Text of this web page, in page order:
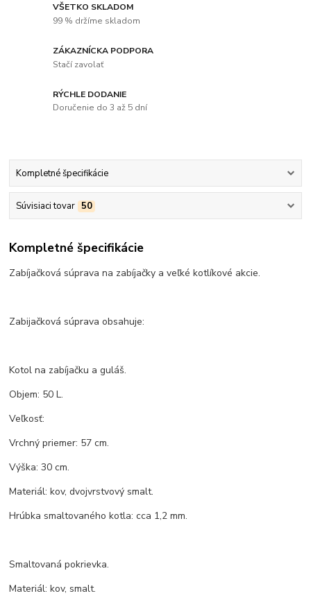
VŠETKO SKLADOM
99 % držíme skladom
ZÁKAZNÍCKA PODPORA
Stačí zavolať
RÝCHLE DODANIE
Doručenie do 3 až 5 dní
Kompletné špecifikácie
Súvisiaci tovar 50
Kompletné špecifikácie
Zabíjačková súprava na zabíjačky a veľké kotlíkové akcie.
Zabijačková súprava obsahuje:
Kotol na zabíjačku a guláš.
Objem: 50 L.
Veľkosť:
Vrchný priemer: 57 cm.
Výška: 30 cm.
Materiál: kov, dvojvrstvový smalt.
Hrúbka smaltovaného kotla: cca 1,2 mm.
Smaltovaná pokrievka.
Materiál: kov, smalt.